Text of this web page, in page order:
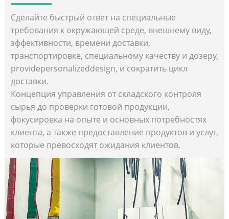
Сделайте быстрый ответ на специальные
требования к окружающей среде, внешнему виду,
эффективности, времени доставки,
транспортировке, специальному качеству и дозеру,
providepersonalizeddesign, и сократить цикл
доставки.
Концепция управления от складского контроля
сырья до проверки готовой продукции,
фокусировка на опыте и основных потребностях
клиента, а также предоставление продуктов и услуг,
которые превосходят ожидания клиентов.